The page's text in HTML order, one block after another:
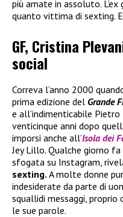
più amate in assoluto.
quanto vittima di sexting.
GF, Cristina
social
Correva l’anno 2000
prima edizione del Grande
e all’indimenticabile Pietro
venticinque anni dopo
imporsi anche all’Isola dei
Jey Lillo. Qualche giorno
sfogata su Instagram,
sexting. A molte donne
indesiderate da parte di
squallidi messaggi, proprio
le sue parole.